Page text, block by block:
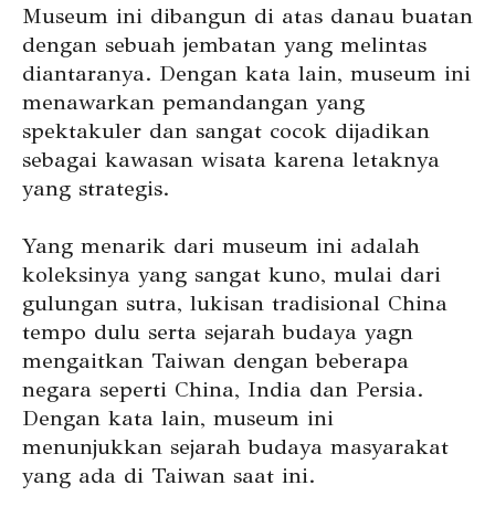
Museum ini dibangun di atas danau buatan
dengan sebuah jembatan yang melintas
diantaranya. Dengan kata lain, museum ini
menawarkan pemandangan yang
spektakuler dan sangat cocok dijadikan
sebagai kawasan wisata karena letaknya
yang strategis.
Yang menarik dari museum ini adalah
koleksinya yang sangat kuno, mulai dari
gulungan sutra, lukisan tradisional China
tempo dulu serta sejarah budaya yagn
mengaitkan Taiwan dengan beberapa
negara seperti China, India dan Persia.
Dengan kata lain, museum ini
menunjukkan sejarah budaya masyarakat
yang ada di Taiwan saat ini.